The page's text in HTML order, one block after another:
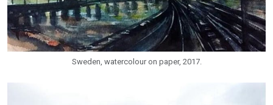
Sweden, watercolour on paper, 2017.